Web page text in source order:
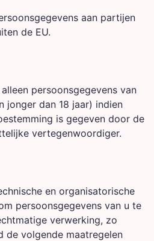
aan partijen
de EU.
persoonsgegevens van
jonger dan 18 jaar) indien
is gegeven door de
vertegenwoordiger.
en organisatorische
persoonsgegevens van u te
verwerking, zo
de volgende maatregelen